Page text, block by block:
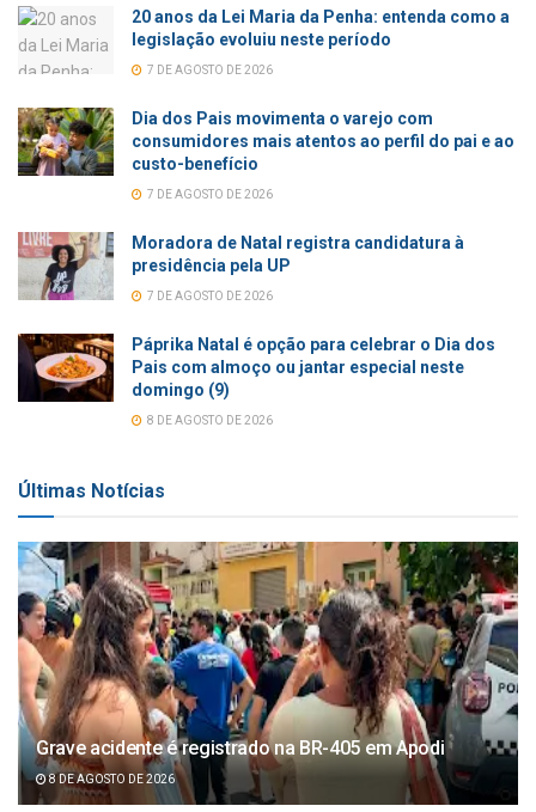
20 anos da Lei Maria da Penha: entenda como a
legislação evoluiu neste período
7 DE AGOSTO DE 2026
Dia dos Pais movimenta o varejo com
consumidores mais atentos ao perfil do pai e ao
custo-benefício
7 DE AGOSTO DE 2026
Moradora de Natal registra candidatura à
presidência pela UP
7 DE AGOSTO DE 2026
Páprika Natal é opção para celebrar o Dia dos
Pais com almoço ou jantar especial neste
domingo (9)
8 DE AGOSTO DE 2026
Últimas Notícias
Grave acidente é registrado na BR-405 em Apodi
8 DE AGOSTO DE 2026